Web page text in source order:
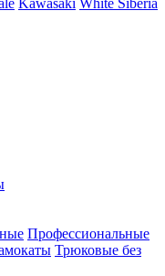
Kawasaki White Siberia
Профессиональные
Трюковые без